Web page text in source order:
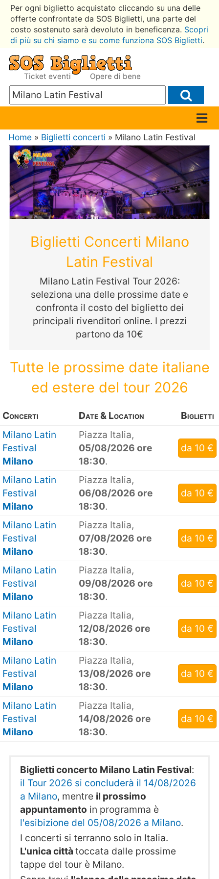
Per ogni biglietto acquistato cliccando su una delle
offerte confrontate da SOS Biglietti, una parte del
costo sostenuto sarà devoluto in beneficenza. Scopri
di più su chi siamo e su come funziona SOS Biglietti.
Ticket eventi Opere di bene
Home » Biglietti concerti » Milano Latin Festival
Biglietti Concerti Milano
Latin Festival
Milano Latin Festival Tour 2026:
seleziona una delle prossime date e
confronta il costo del biglietto dei
principali rivenditori online. I prezzi
partono da 10€
Tutte le prossime date italiane
ed estere del tour 2026
Concerti Date & Location
Biglietti
Milano Latin
Festival
Milano
Piazza Italia,
05/08/2026 ore
18:30.
da 10 €
Milano Latin
Festival
Milano
Piazza Italia,
06/08/2026 ore
18:30.
da 10 €
Milano Latin
Festival
Milano
Piazza Italia,
07/08/2026 ore
18:30.
da 10 €
Milano Latin
Festival
Milano
Piazza Italia,
09/08/2026 ore
18:30.
da 10 €
Milano Latin
Festival
Milano
Piazza Italia,
12/08/2026 ore
18:30.
da 10 €
Milano Latin
Festival
Milano
Piazza Italia,
13/08/2026 ore
18:30.
da 10 €
Milano Latin
Festival
Milano
Piazza Italia,
14/08/2026 ore
18:30.
da 10 €
Biglietti concerto Milano Latin Festival:
il Tour 2026 si concluderà il 14/08/2026
a Milano, mentre il prossimo
appuntamento in programma è
l'esibizione del 05/08/2026 a Milano.
I concerti si terranno solo in Italia.
L'unica cittàtoccata dalle prossime
tappe del tour è Milano.